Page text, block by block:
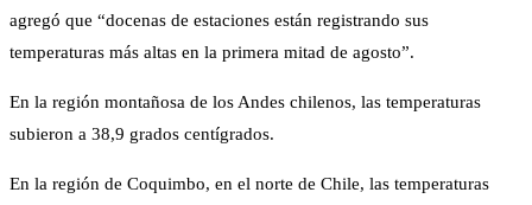
agregó que “docenas de estaciones están registrando sus
temperaturas más altas en la primera mitad de agosto”.
En la región montañosa de los Andes chilenos, las temperaturas
subieron a 38,9 grados centígrados.
En la región de Coquimbo, en el norte de Chile, las temperaturas